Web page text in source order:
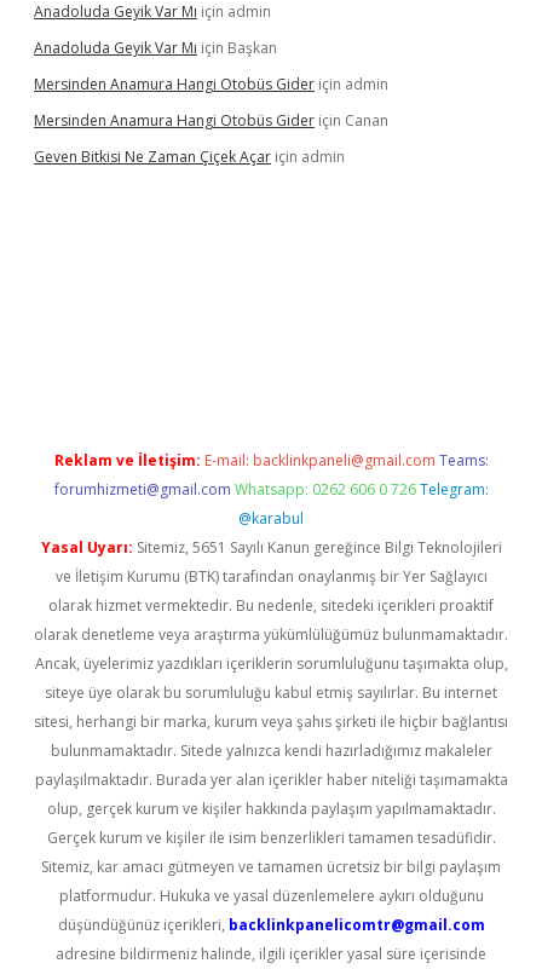
Anadoluda Geyik Var Mı için admin
Anadoluda Geyik Var Mı için Başkan
Mersinden Anamura Hangi Otobüs Gider için admin
Mersinden Anamura Hangi Otobüs Gider için Canan
Geven Bitkisi Ne Zaman Çiçek Açar için admin
Reklam ve İletişim: E-mail: backlinkpaneli@gmail.com Teams:
forumhizmeti@gmail.com Whatsapp: 0262 606 0 726 Telegram:
@karabul
Yasal Uyarı: Sitemiz, 5651 Sayılı Kanun gereğince Bilgi Teknolojileri
ve İletişim Kurumu (BTK) tarafından onaylanmış bir Yer Sağlayıcı
olarak hizmet vermektedir. Bu nedenle, sitedeki içerikleri proaktif
olarak denetleme veya araştırma yükümlülüğümüz bulunmamaktadır.
Ancak, üyelerimiz yazdıkları içeriklerin sorumluluğunu taşımakta olup,
siteye üye olarak bu sorumluluğu kabul etmiş sayılırlar. Bu internet
sitesi, herhangi bir marka, kurum veya şahıs şirketi ile hiçbir bağlantısı
bulunmamaktadır. Sitede yalnızca kendi hazırladığımız makaleler
paylaşılmaktadır. Burada yer alan içerikler haber niteliği taşımamakta
olup, gerçek kurum ve kişiler hakkında paylaşım yapılmamaktadır.
Gerçek kurum ve kişiler ile isim benzerlikleri tamamen tesadüfidir.
Sitemiz, kar amacı gütmeyen ve tamamen ücretsiz bir bilgi paylaşım
platformudur. Hukuka ve yasal düzenlemelere aykırı olduğunu
düşündüğünüz içerikleri, backlinkpanelicomtr@gmail.com
adresine bildirmeniz halinde, ilgili içerikler yasal süre içerisinde